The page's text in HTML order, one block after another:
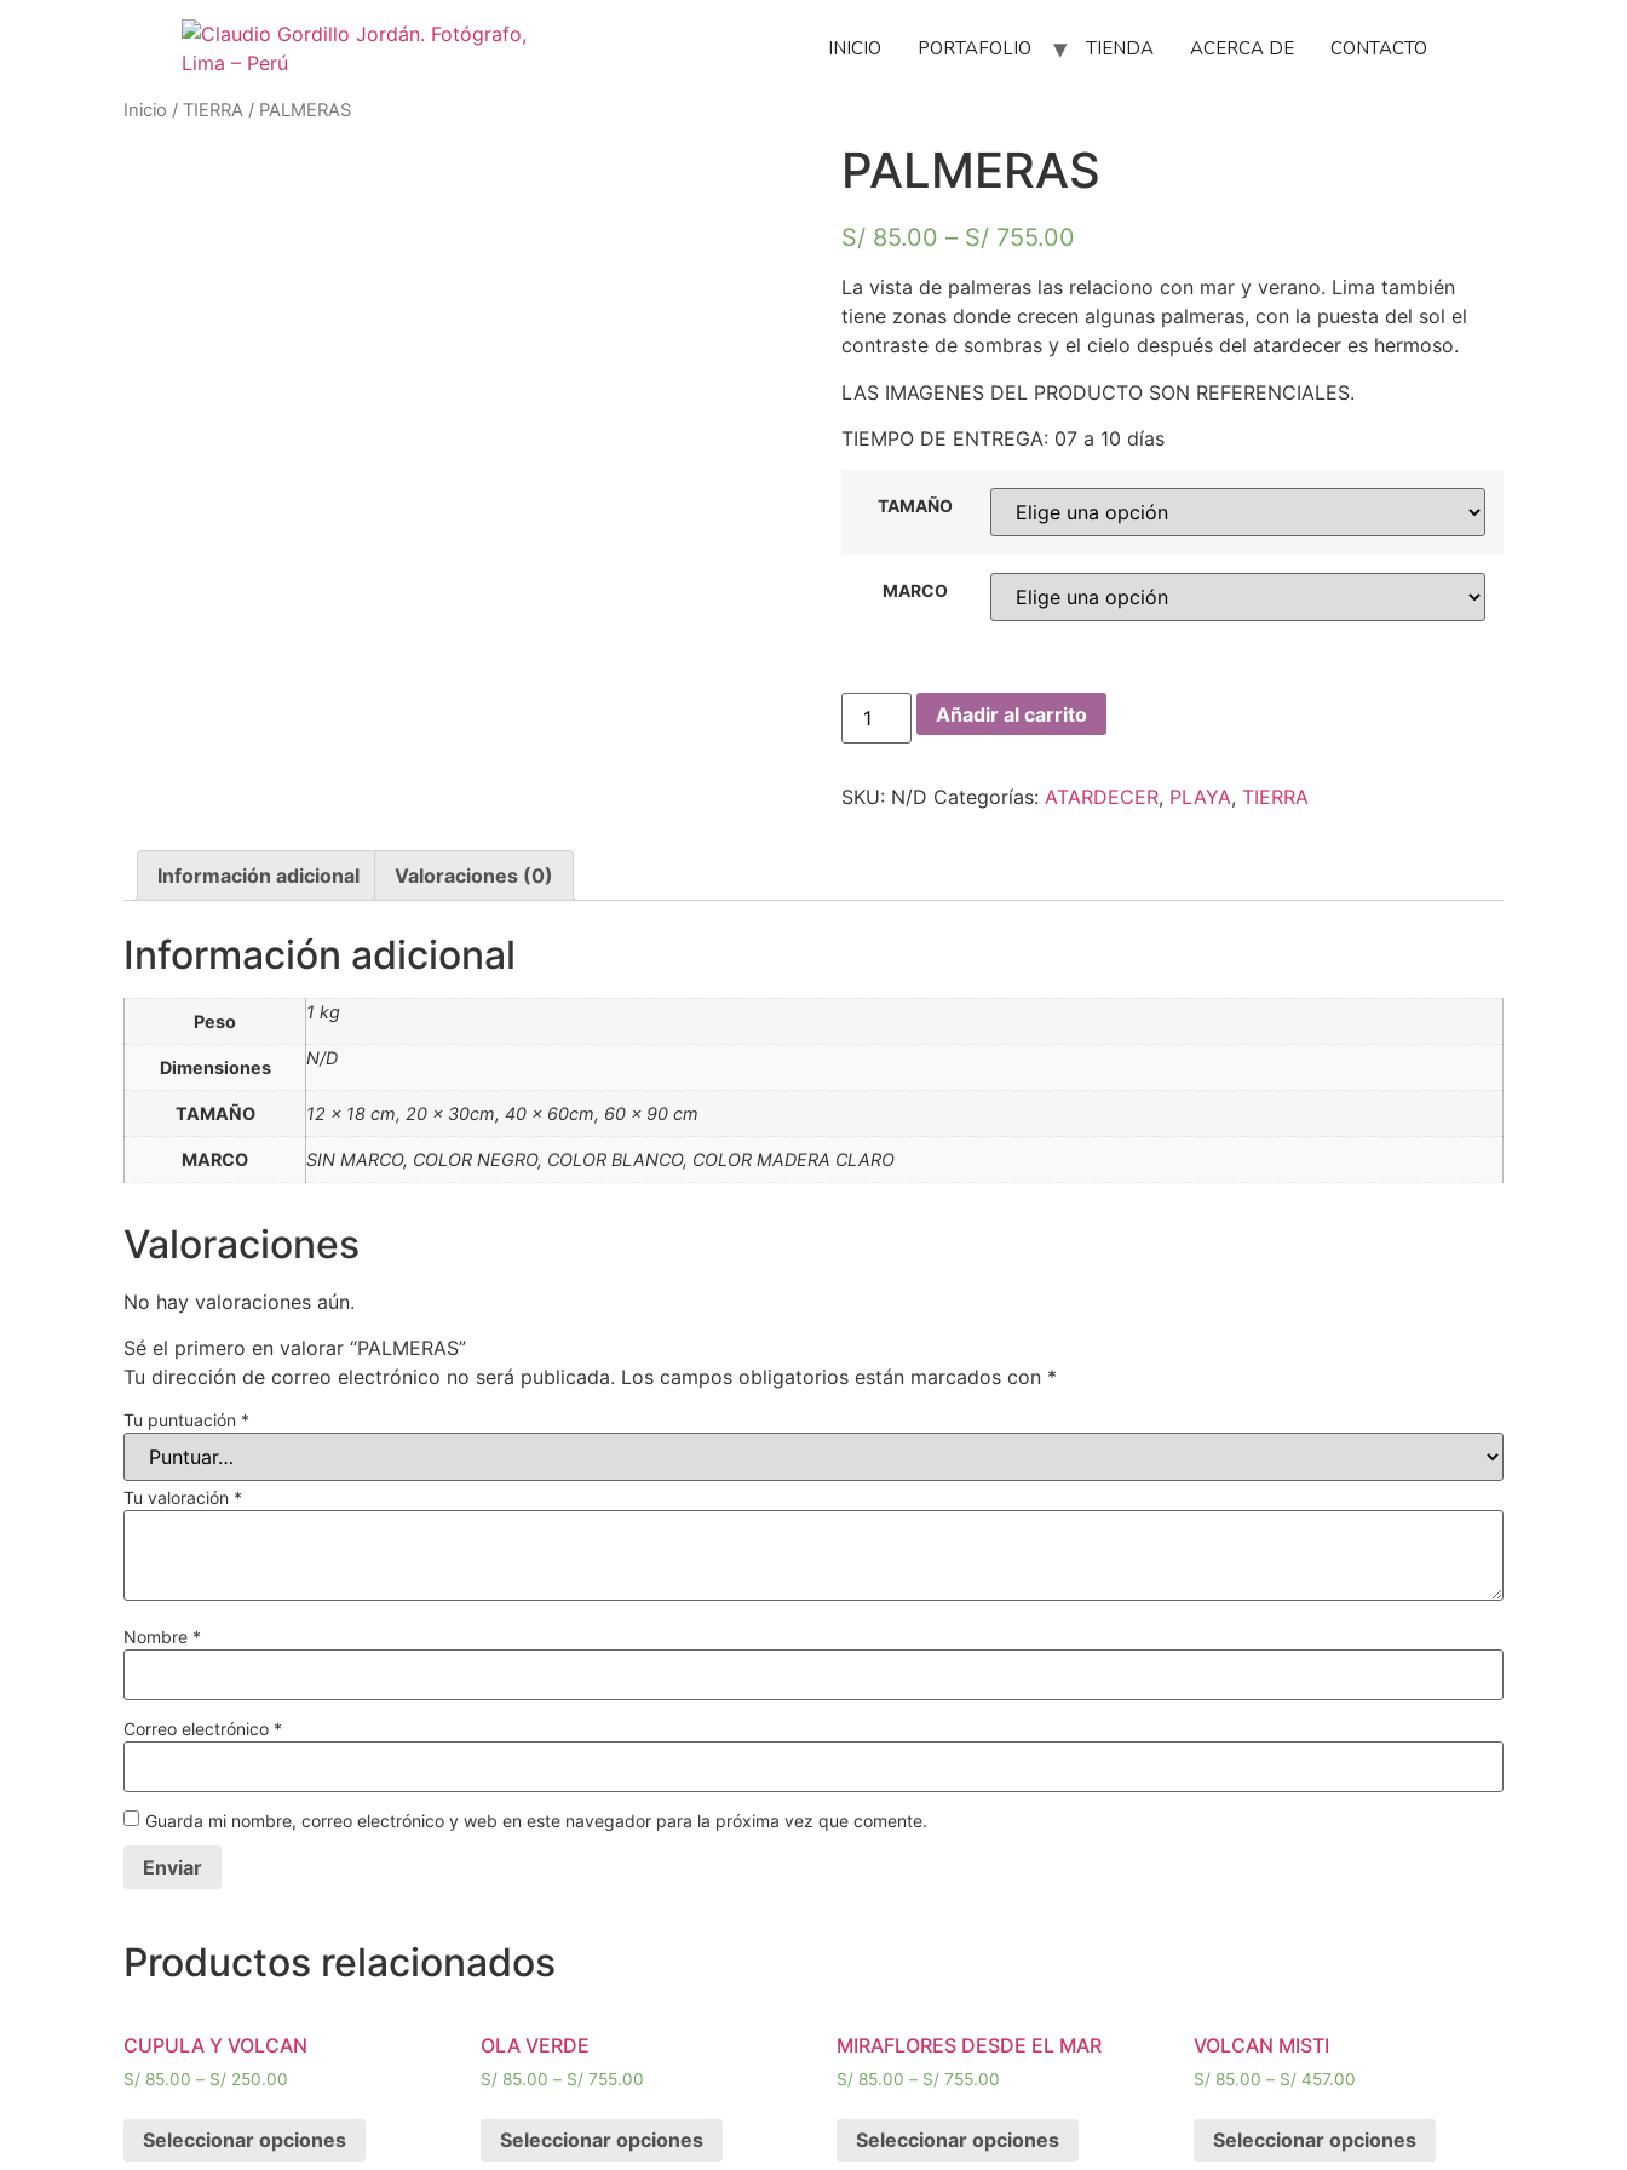
INICIO PORTAFOLIO TIENDA ACERCA DE CONTACTO
Inicio / TIERRA / PALMERAS
PALMERAS
S/85.00 – S/755.00
La vista de palmeras las relaciono con mar y verano. Lima también
tiene zonas donde crecen algunas palmeras, con la puesta del sol el
contraste de sombras y el cielo después del atardecer es hermoso.
LAS IMAGENES DEL PRODUCTO SON REFERENCIALES.
TIEMPO DE ENTREGA: 07 a 10 días
TAMAÑO
MARCO
Añadir al carrito
SKU: N/D Categorías: ATARDECER, PLAYA, TIERRA
Información adicional Valoraciones (0)
Información adicional
Peso 1 kg
Dimensiones N/D
TAMAÑO 12 x 18 cm, 20 x 30cm, 40 x 60cm, 60 x 90 cm
MARCO SIN MARCO, COLOR NEGRO, COLOR BLANCO, COLOR MADERA CLARO
Valoraciones
No hay valoraciones aún.
Sé el primero en valorar “PALMERAS”
Tu dirección de correo electrónico no será publicada. Los campos obligatorios están marcados con *
Tu puntuación *
Tu valoración *
Nombre *
Correo electrónico *
Guarda mi nombre, correo electrónico y web en este navegador para la próxima vez que comente.
Productos relacionados
CUPULA Y VOLCAN
S/ 85.00 – S/ 250.00
Seleccionar opciones
OLA VERDE
S/85.00 – S/755.00
Seleccionar opciones
MIRAFLORES DESDE EL MAR
S/ 85.00 – S/ 755.00
Seleccionar opciones
VOLCAN MISTI
S/ 85.00 – S/ 457.00
Seleccionar opciones